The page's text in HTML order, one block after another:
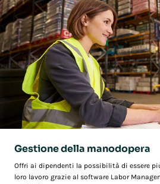
Gestione della manodopera
Offri ai dipendenti la possibilità di essere
loro lavoro grazie al software Labor